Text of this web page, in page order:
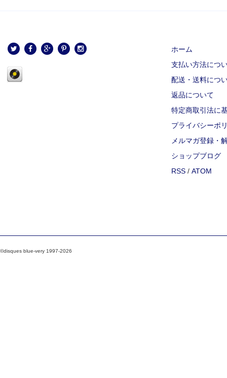
ホーム
支払い方法につ
配送・送料につ
返品について
特定商取引法に
プライバシーポ
メルマガ登録・
ショップブログ
RSS / ATOM
©disques blue-very 1997-2026